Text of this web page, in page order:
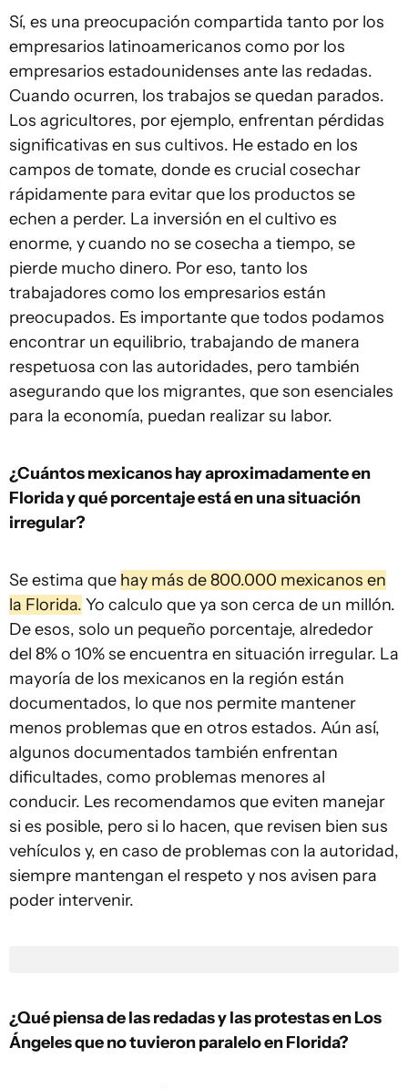
Sí, es una preocupación compartida tanto por los
empresarios latinoamericanos como por los
empresarios estadounidenses ante las redadas.
Cuando ocurren, los trabajos se quedan parados.
Los agricultores, por ejemplo, enfrentan pérdidas
significativas en sus cultivos. He estado en los
campos de tomate, donde es crucial cosechar
rápidamente para evitar que los productos se
echen a perder. La inversión en el cultivo es
enorme, y cuando no se cosecha a tiempo, se
pierde mucho dinero. Por eso, tanto los
trabajadores como los empresarios están
preocupados. Es importante que todos podamos
encontrar un equilibrio, trabajando de manera
respetuosa con las autoridades, pero también
asegurando que los migrantes, que son esenciales
para la economía, puedan realizar su labor.
¿Cuántos mexicanos hay aproximadamente en
Florida y qué porcentaje está en una situación
irregular?
Se estima que hay más de 800.000 mexicanos en
la Florida. Yo calculo que ya son cerca de un millón.
De esos, solo un pequeño porcentaje, alrededor
del 8% o 10% se encuentra en situación irregular. La
mayoría de los mexicanos en la región están
documentados, lo que nos permite mantener
menos problemas que en otros estados. Aún así,
algunos documentados también enfrentan
dificultades, como problemas menores al
conducir. Les recomendamos que eviten manejar
si es posible, pero si lo hacen, que revisen bien sus
vehículos y, en caso de problemas con la autoridad,
siempre mantengan el respeto y nos avisen para
poder intervenir.
¿Qué piensa de las redadas y las protestas en Los
Ángeles que no tuvieron paralelo en Florida?